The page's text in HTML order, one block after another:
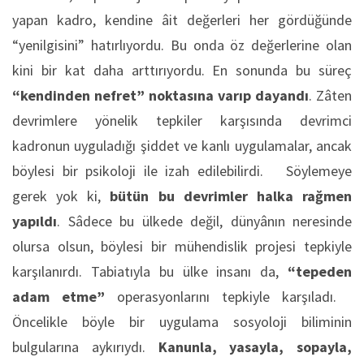
yapan kadro, kendine âit değerleri her gördüğünde
“yenilgisini” hatırlıyordu. Bu onda öz değerlerine olan
kini bir kat daha arttırıyordu. En sonunda bu süreç
“kendinden nefret” noktasına varıp dayandı. Zâten
devrimlere yönelik tepkiler karşısında devrimci
kadronun uyguladığı şiddet ve kanlı uygulamalar, ancak
böylesi bir psikoloji ile izah edilebilirdi. Söylemeye
gerek yok ki, bütün bu devrimler halka rağmen
yapıldı. Sâdece bu ülkede değil, dünyânın neresinde
olursa olsun, böylesi bir mühendislik projesi tepkiyle
karşılanırdı. Tabiatıyla bu ülke insanı da, “tepeden
adam etme” operasyonlarını tepkiyle karşıladı.
Öncelikle böyle bir uygulama sosyoloji biliminin
bulgularına aykırıydı. Kanunla, yasayla, sopayla,